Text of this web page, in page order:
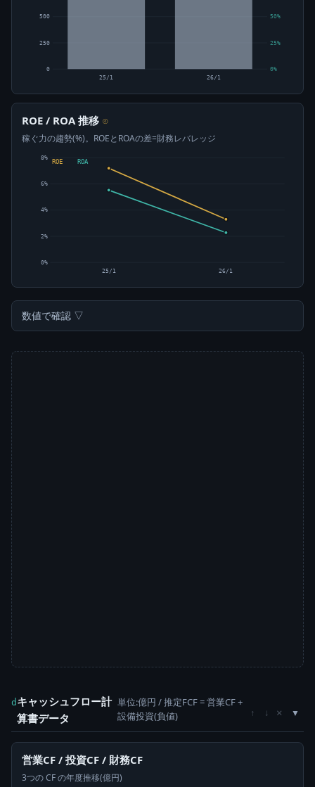
0
250
500
0%
25%
50%
25/1 26/1
ROE / ROA 推移 ⊙
稼ぐ力の趨勢(%)。ROEとROAの差=財務レバレッジ
0%
2%
4%
6%
8%
ROE ROA
25/1 26/1
数値で確認 ▽
d キャッシュフロー計
算書データ
単位:億円 / 推定FCF = 営業CF +
設備投資(負値)
↑ ↓ ×
営業CF / 投資CF / 財務CF
3つの CF の年度推移(億円)